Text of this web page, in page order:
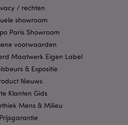
/ rechten
showroom
Paris Showroom
voorwaarden
Maatwerk Eigen Label
& Expositie
Nieuws
Klanten Gids
Mens & Milieu
Prijsgarantie
cookies maken
de website mogelijk, zoals
en accountbeheer. Zonder
cookies kan de website niet
Domein